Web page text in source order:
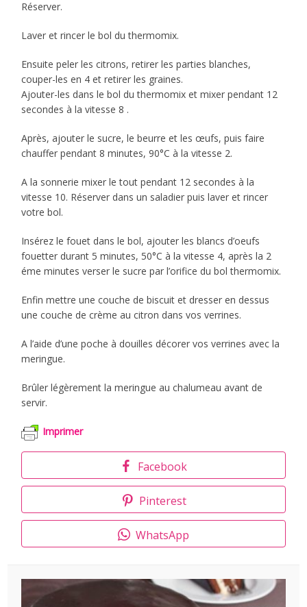
Réserver.
Laver et rincer le bol du thermomix.
Ensuite peler les citrons, retirer les parties blanches,
couper-les en 4 et retirer les graines.
Ajouter-les dans le bol du thermomix et mixer pendant 12
secondes à la vitesse 8 .
Après, ajouter le sucre, le beurre et les œufs, puis faire
chauffer pendant 8 minutes, 90°C à la vitesse 2.
A la sonnerie mixer le tout pendant 12 secondes à la
vitesse 10. Réserver dans un saladier puis laver et rincer
votre bol.
Insérez le fouet dans le bol, ajouter les blancs d’oeufs
fouetter durant 5 minutes, 50°C à la vitesse 4, après la 2
éme minutes verser le sucre par l’orifice du bol thermomix.
Enfin mettre une couche de biscuit et dresser en dessus
une couche de crème au citron dans vos verrines.
A l’aide d’une poche à douilles décorer vos verrines avec la
meringue.
Brûler légèrement la meringue au chalumeau avant de
servir.
Imprimer
Facebook
Pinterest
WhatsApp